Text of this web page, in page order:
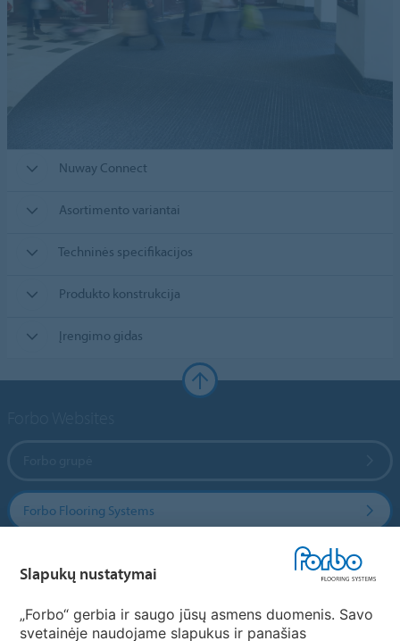
Nuway Connect
Asortimento variantai
Techninės specifikacijos
Produkto konstrukcija
Įrengimo gidas
Forbo Flooring Systems
Slapukų nustatymai
„Forbo“ gerbia ir saugo jūsų asmens duomenis. Savo
svetainėje naudojame slapukus ir panašias